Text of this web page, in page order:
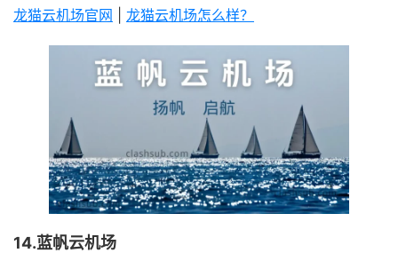
龙猫云机场官网 龙猫云机场怎么样？
14.蓝帆云机场